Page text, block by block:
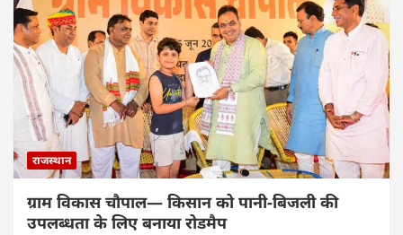
राजस्थान
ग्राम विकास चौपाल— किसान को पानी-बिजली की
उपलब्धता के लिए बनाया रोडमैप